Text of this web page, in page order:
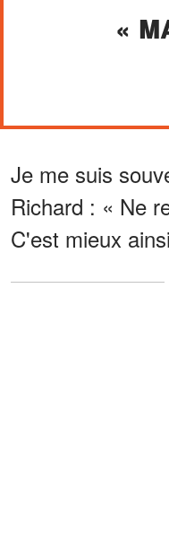
«
Je me suis
Richard : « Ne
C'est mieux